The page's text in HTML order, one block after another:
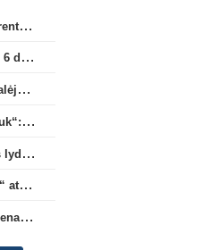
Turo anonsas: tiesioginių konkurentų dvikova Gargžduose
Informacija žiūrovams rugpjūčio 6 d. UEFA rungtynėms
M. Capanas: „Prieš pusmetį negalėjau net įsivaizduoti, kad žaisime prieš „Hajduk“
A. Skerla prieš dvikovą su „Hajduk“: „Tai kito kalibro komanda“
Turo apžvalga: dar vienas naujas lyderis
Persvaros neišsaugojusi „Gintra“ atrankos pusfinalyje nusileido Škotijos čempionėms
TOPLYGOS turo apžvalga: dar vienas naujas lyderis